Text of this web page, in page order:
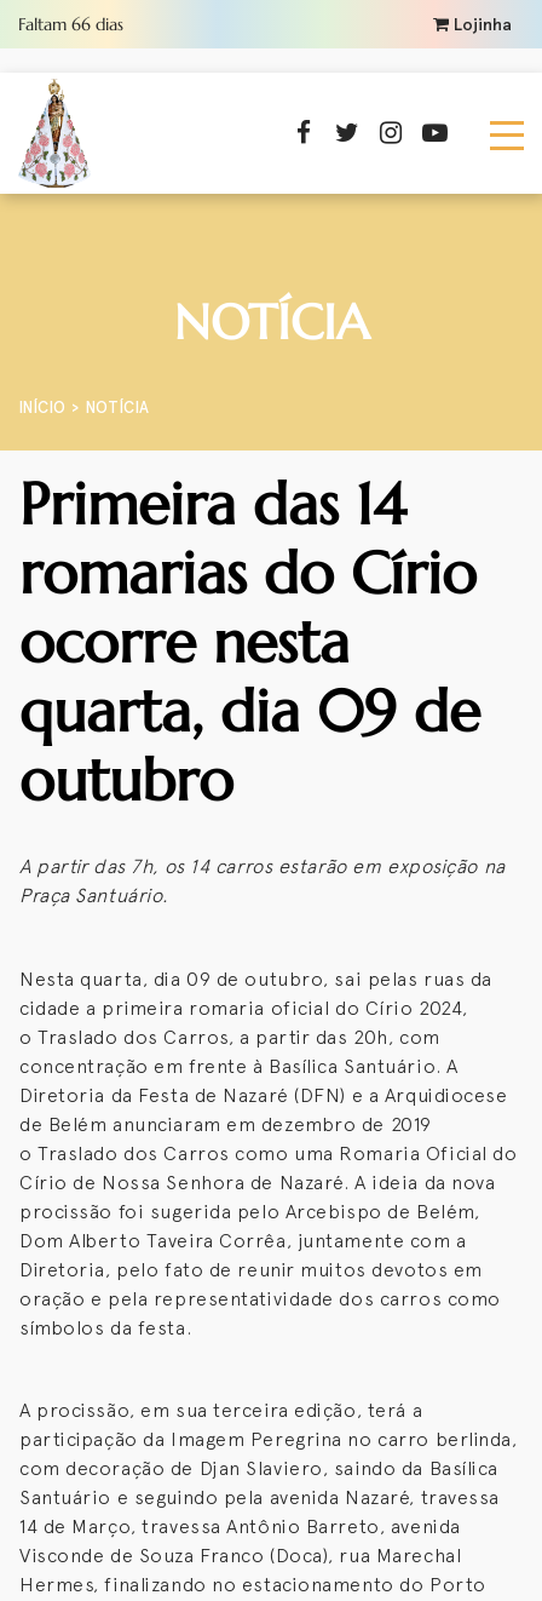
Faltam 66 dias Lojinha
NOTÍCIA
INÍCIO NOTÍCIA
Primeira das 14
romarias do Círio
ocorre nesta
quarta, dia 09 de
outubro
A partir das 7h, os 14 carros estarão em exposição na
Praça Santuário.
Nesta quarta, dia 09 de outubro, sai pelas ruas da
cidade a primeira romaria oficial do Círio 2024,
o Traslado dos Carros, a partir das 20h, com
concentração em frente à Basílica Santuário. A
Diretoria da Festa de Nazaré (DFN) e a Arquidiocese
de Belém anunciaram em dezembro de 2019
o Traslado dos Carros como uma Romaria Oficial do
Círio de Nossa Senhora de Nazaré. A ideia da nova
procissão foi sugerida pelo Arcebispo de Belém,
Dom Alberto Taveira Corrêa, juntamente com a
Diretoria, pelo fato de reunir muitos devotos em
oração e pela representatividade dos carros como
símbolos da festa.
A procissão, em sua terceira edição, terá a
participação da Imagem Peregrina no carro berlinda,
com decoração de Djan Slaviero, saindo da Basílica
Santuário e seguindo pela avenida Nazaré, travessa
14 de Março, travessa Antônio Barreto, avenida
Visconde de Souza Franco (Doca), rua Marechal
Hermes, finalizando no estacionamento do Porto